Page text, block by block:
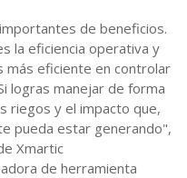
de beneficios.
la eficiencia operativa y
más eficiente en controlar
logras manejar de forma
riegos y el impacto que,
pueda estar generando",
Xmartic
de herramienta